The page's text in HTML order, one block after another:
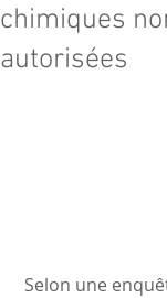
chimiques
autorisées